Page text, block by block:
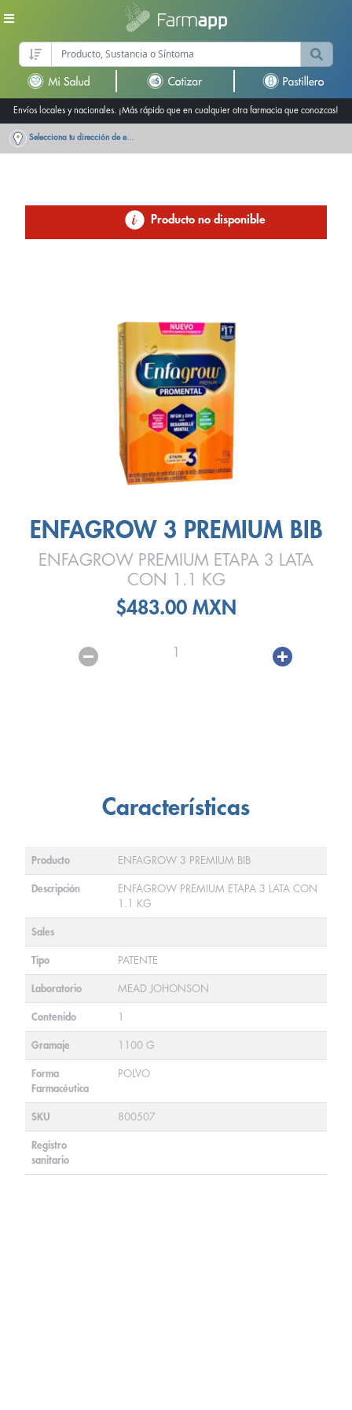
Envíos locales y nacionales. ¡Más rápido que en cualquier otra farmacia que conozcas!
Selecciona tu dirección de entrega
Producto no disponible
ENFAGROW 3 PREMIUM BIB
ENFAGROW PREMIUM ETAPA 3 LATA
CON 1.1 KG
$483.00 MXN
1
Características
Producto ENFAGROW 3 PREMIUM BIB
Descripción
ENFAGROW PREMIUM ETAPA 3 LATA CON
1.1 KG
Sales
Tipo PATENTE
Laboratorio MEAD JOHONSON
Contenido 1
Gramaje 1100 G
Forma
Farmacéutica
POLVO
SKU 800507
Registro
sanitario